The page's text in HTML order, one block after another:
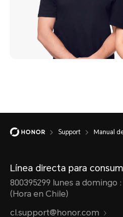
Support Manual
Línea directa para
800395299 lunes a domingo
(Hora en Chile)
cl.support@honor.com